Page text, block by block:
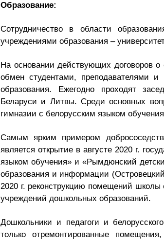
Образование:
Сотрудничество в области
учреждениями образования –
На основании действующих договоров
обмен студентами, преподавателями
образования. Ежегодно проходят
Беларуси и Литвы. Среди основных
гимназии с белорусским языком
Самым ярким примером
является открытие в августе 2020 г.
языком обучения» и «Рымдюнский
образования и информации
2020 г. реконструкцию помещений школы
учреждений дошкольных образований.
Дошкольники и педагоги и
только отремонтированные